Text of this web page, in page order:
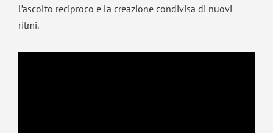
l’ascolto reciproco e la creazione condivisa di nuovi
ritmi.